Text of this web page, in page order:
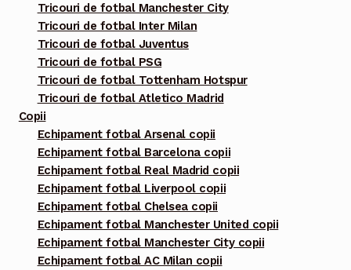
Tricouri de fotbal Manchester City
Tricouri de fotbal Inter Milan
Tricouri de fotbal Juventus
Tricouri de fotbal PSG
Tricouri de fotbal Tottenham Hotspur
Tricouri de fotbal Atletico Madrid
Copii
Echipament fotbal Arsenal copii
Echipament fotbal Barcelona copii
Echipament fotbal Real Madrid copii
Echipament fotbal Liverpool copii
Echipament fotbal Chelsea copii
Echipament fotbal Manchester United copii
Echipament fotbal Manchester City copii
Echipament fotbal AC Milan copii